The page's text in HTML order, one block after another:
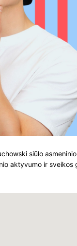
siūlo
aktyvumo ir sveikos